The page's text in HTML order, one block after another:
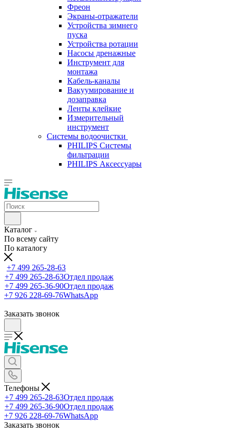
Фреон
Экраны-отражатели
Устройства зимнего
пуска
Устройства ротации
Насосы дренажные
Инструмент для
монтажа
Кабель-каналы
Вакуумирование и
дозаправка
Ленты клейкие
Измерительный
инструмент
Системы водоочистки
PHILIPS Системы
фильтрации
PHILIPS Аксессуары
Каталог
По всему сайту
По каталогу
+7 499 265-28-63
+7 499 265-28-63Отдел продаж
+7 499 265-36-90Отдел продаж
+7 926 228-69-76WhatsApp
Заказать звонок
Телефоны
+7 499 265-28-63Отдел продаж
+7 499 265-36-90Отдел продаж
+7 926 228-69-76WhatsApp
Заказать звонок